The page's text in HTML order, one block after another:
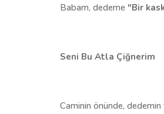
Babam, dedeme "Bir
Seni Bu Atla Çiğnerim
Caminin önünde,